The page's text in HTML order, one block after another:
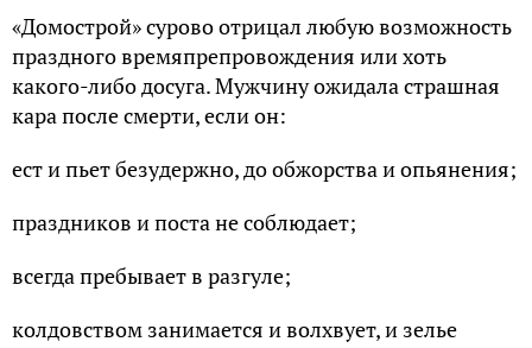
«Домострой» сурово отрицал любую возможность
праздного времяпрепровождения или хоть
какого-либо досуга. Мужчину ожидала страшная
кара после смерти, если он:
ест и пьет безудержно, до обжорства и опьянения;
праздников и поста не соблюдает;
всегда пребывает в разгуле;
колдовством занимается и волхвует, и зелье